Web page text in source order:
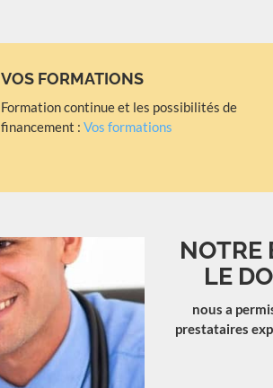
VOS FORMATIONS
Formation continue et les possibilités de
financement : Vos formations
NOTRE
LE
nous a
prestataires